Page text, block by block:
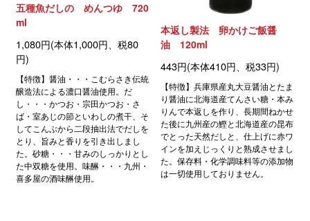
五種魚だしの めんつゆ 720
ml
1,080円(本体1,000円、税80
円)
【特徴】醤油・・・こむらさき伝統
醸造法による濃口醤油使用。だ
し・・・かつお・宗田かつお・さ
ば・室あじの節といわしの煮干、そ
してこんぶから二段抽出法でだしを
とり、旨みと香りを引き出しまし
た。砂糖・・・甘みのしっかりとし
た中双糖を使用。味醂・・・九州・
喜多屋の酒味醂使用。
本返し製法 卵かけご飯醤
油 120ml
443円(本体410円、税33円)
【特徴】兵庫県産丸大豆醤油とたま
り醤油に北海道産てんさい糖・本み
りんで本返しを作り、長期間ねかせ
た後に九州産の鰹と北海道産の昆布
でとった天然だしと、仕上げに赤ワ
インを加えじっくりと熟成させまし
た。保存料・化学調味料等の添加物
は一切使用しておりません。